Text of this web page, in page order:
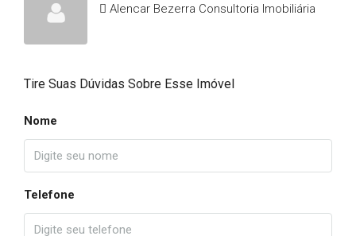
Alencar Bezerra Consultoria Imobiliária
Tire Suas Dúvidas Sobre Esse Imóvel
Nome
Telefone